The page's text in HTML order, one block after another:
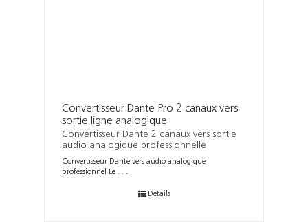
Convertisseur Dante Pro 2 canaux vers
sortie ligne analogique
Convertisseur Dante 2 canaux vers sortie
audio analogique professionnelle
Convertisseur Dante vers audio analogique
professionnel Le . . .
Détails